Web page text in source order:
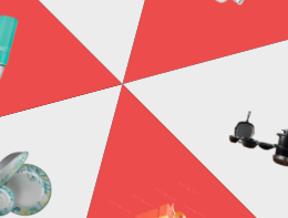
9.50